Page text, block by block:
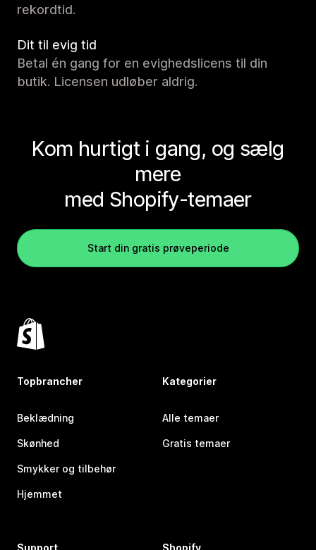
rekordtid.
Dit til evig tid
Betal én gang for en evighedslicens til din
butik. Licensen udløber aldrig.
Kom hurtigt i gang, og sælg
mere
med Shopify-temaer
Start din gratis prøveperiode
Topbrancher
Beklædning
Skønhed
Smykker og tilbehør
Hjemmet
Kategorier
Alle temaer
Gratis temaer